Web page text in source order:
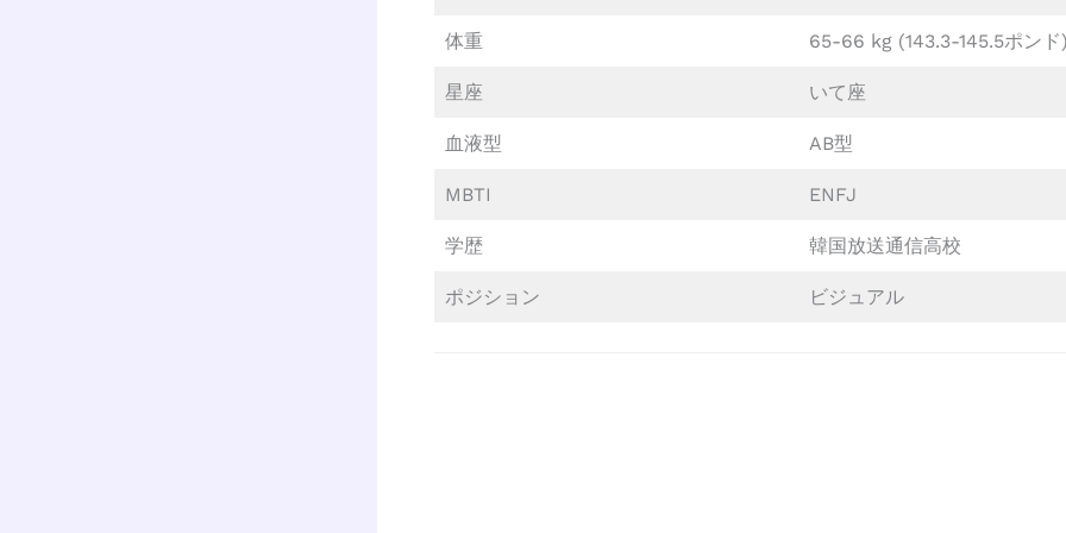
体重 65-66 kg (143.3-145.5ポンド
星座 いて座
血液型 AB型
MBTI ENFJ
学歴 韓国放送通信高校
ポジション ビジュアル